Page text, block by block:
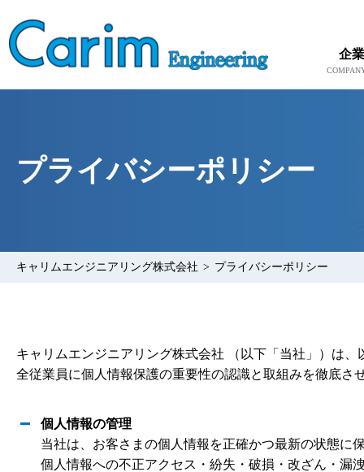
企
プライバシーポリシー
キャリムエンジニアリング株式会社 > プライバシーポリシー
キャリムエンジニアリング株式会社 （以下「当社」）は
全従業員に個人情報保護の重要性の認識と取組みを徹底さ
個人情報の管理
当社は、お客さまの個人情報を正確かつ最新の状態に
個人情報への不正アクセス・紛失・破損・改ざん・漏